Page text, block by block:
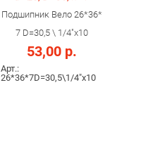
Подшипник Вело 26*36*
7 D=30,5 \ 1/4"x10
53,00 р.
Арт.:
26*36*7D=30,5\1/4"x10